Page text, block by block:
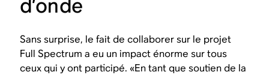
d’onde
Sans surprise, le fait de collaborer sur le projet
Full Spectrum a eu un impact énorme sur tous
ceux qui y ont participé. «En tant que soutien de la